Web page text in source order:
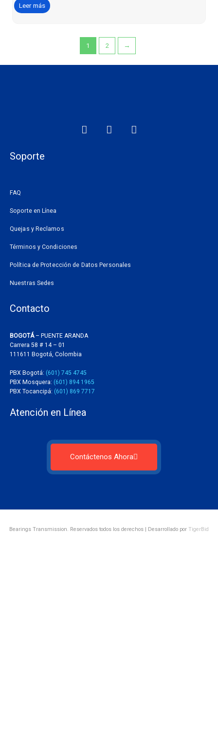
Leer más
1 2 →
F
a
I
n
W
h
Soporte
FAQ
Soporte en Línea
Quejas y Reclamos
Términos y Condiciones
Política de Protección de Datos Personales
Nuestras Sedes
Contacto
BOGOTÁ– PUENTE ARANDA
Carrera 58 # 14 – 01
111611 Bogotá, Colombia
PBX Bogotá: (601) 745 4745
PBX Mosquera: (601) 894 1965
PBX Tocancipá: (601) 869 7717
Atención en Línea
Contáctenos Ahora
Bearings Transmission. Reservados todos los derechos | Desarrollado por TigerBid